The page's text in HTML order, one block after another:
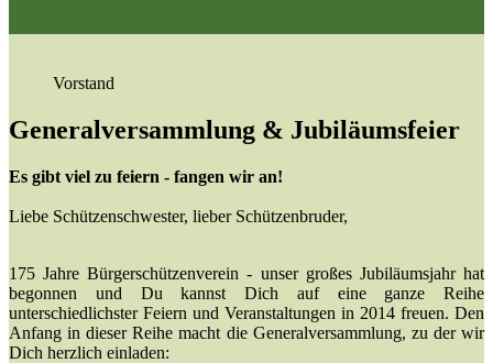
Vorstand
Generalversammlung & Jubiläumsfeier
Es gibt viel zu feiern - fangen wir an!
Liebe Schützenschwester, lieber Schützenbruder,
175 Jahre Bürgerschützenverein - unser großes Jubiläumsjahr hat
begonnen und Du kannst Dich auf eine ganze Reihe
unterschiedlichster Feiern und Veranstaltungen in 2014 freuen. Den
Anfang in dieser Reihe macht die Generalversammlung, zu der wir
Dich herzlich einladen: